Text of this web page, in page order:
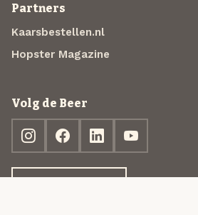
Partners
Kaarsbestellen.nl
Hopster Magazine
Volg de Beer